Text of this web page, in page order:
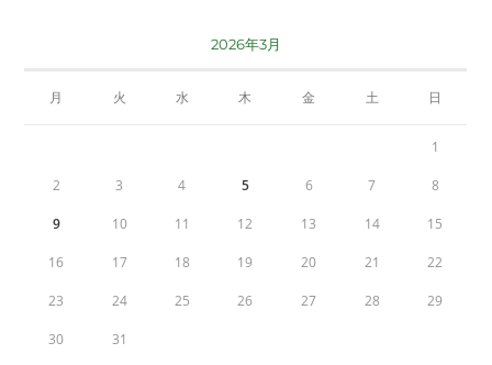
2026年3月
月 火 水 木 金 土 日
1
2 3 4 5 6 7 8
9 10 11 12 13 14 15
16 17 18 19 20 21 22
23 24 25 26 27 28 29
30 31